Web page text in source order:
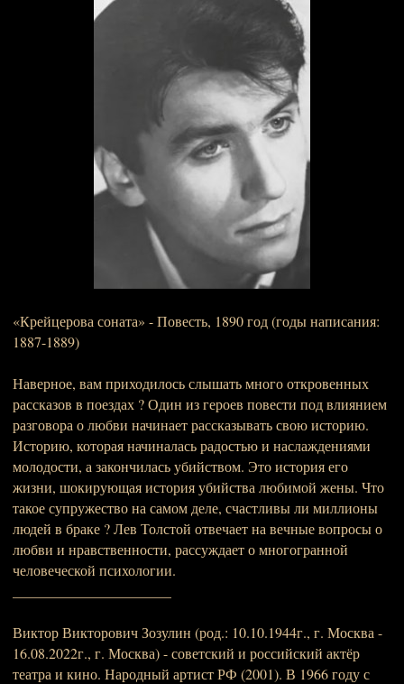
«Крейцерова соната» - Повесть, 1890 год (годы написания:
1887-1889)
Наверное, вам приходилось слышать много откровенных
рассказов в поездах ? Один из героев повести под влиянием
разговора о любви начинает рассказывать свою историю.
Историю, которая начиналась радостью и наслаждениями
молодости, а закончилась убийством. Это история его
жизни, шокирующая история убийства любимой жены. Что
такое супружество на самом деле, счастливы ли миллионы
людей в браке ? Лев Толстой отвечает на вечные вопросы о
любви и нравственности, рассуждает о многогранной
человеческой психологии.
Виктор Викторович Зозулин (род.: 10.10.1944г., г. Москва -
16.08.2022г., г. Москва) - советский и российский актёр
театра и кино. Народный артист РФ (2001). В 1966 году с